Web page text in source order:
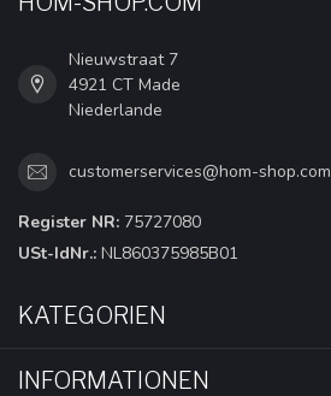
Nieuwstraat 7
4921 CT Made
Niederlande
customerservices@hom-shop.com
Register NR: 75727080
USt-IdNr.: NL860375985B01
KATEGORIEN
INFORMATIONEN